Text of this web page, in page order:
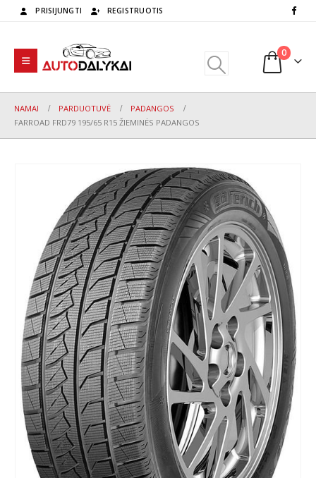
PRISIJUNGTI REGISTRUOTIS
0
NAMAI PARDUOTUVĖ
PADANGOS
FARROAD FRD79 195/65 R15 ŽIEMINĖS PADANGOS